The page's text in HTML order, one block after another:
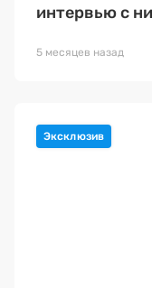
интервью с
5 месяцев назад